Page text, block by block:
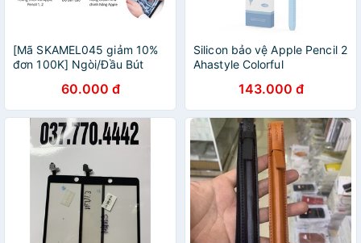
[Mã SKAMEL045 giảm 10%
đơn 100K] Ngòi/Đầu Bút
Pencil 1, 2 - Apple Pencil
Tips
60.000 đ
Silicon bảo vệ Apple Pencil 2
Ahastyle Colorful
143.000 đ